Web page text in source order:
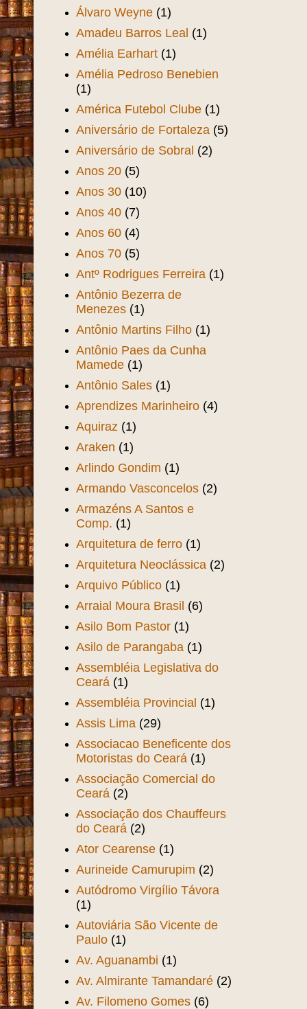
Álvaro Weyne (1)
Amadeu Barros Leal (1)
Amélia Earhart (1)
Amélia Pedroso Benebien
(1)
América Futebol Clube (1)
Aniversário de Fortaleza (5)
Aniversário de Sobral (2)
Anos 20 (5)
Anos 30 (10)
Anos 40 (7)
Anos 60 (4)
Anos 70 (5)
Antº Rodrigues Ferreira (1)
Antônio Bezerra de
Menezes (1)
Antônio Martins Filho (1)
Antônio Paes da Cunha
Mamede (1)
Antônio Sales (1)
Aprendizes Marinheiro (4)
Aquiraz (1)
Araken (1)
Arlindo Gondim (1)
Armando Vasconcelos (2)
Armazéns A Santos e
Comp. (1)
Arquitetura de ferro (1)
Arquitetura Neoclássica (2)
Arquivo Público (1)
Arraial Moura Brasil (6)
Asilo Bom Pastor (1)
Asilo de Parangaba (1)
Assembléia Legislativa do
Ceará (1)
Assembléia Provincial (1)
Assis Lima (29)
Associacao Beneficente dos
Motoristas do Ceará (1)
Associação Comercial do
Ceará (2)
Associação dos Chauffeurs
do Ceará (2)
Ator Cearense (1)
Aurineide Camurupim (2)
Autódromo Virgílio Távora
(1)
Autoviária São Vicente de
Paulo (1)
Av. Aguanambi (1)
Av. Almirante Tamandaré (2)
Av. Filomeno Gomes (6)